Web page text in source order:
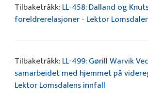
Tilbaketråkk:LL-458: Dalland og
foreldrerelasjoner - Lektor
Tilbaketråkk:LL-499: Gørill Warvik
samarbeidet med hjemmet på
Lektor Lomsdalens innfall